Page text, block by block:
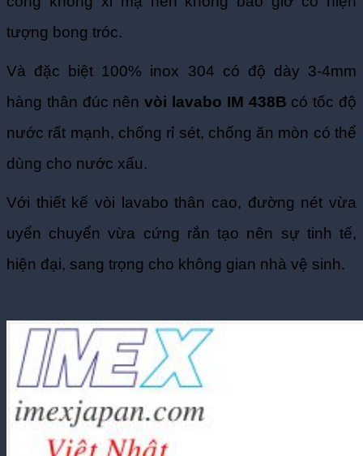
tượng bong tróc.
hàng thân đúc nên
vòi lavabo IM 438B
có tốc độ
nước rất mạnh, chống rỉ sét, chống ăn mòn có thể
dùng cho nước xấu.
uyển chuyển vừa cứng rắn tạo nên sự tinh tế,
hiện đại, sang trọng cho không gian nhà vệ sinh.